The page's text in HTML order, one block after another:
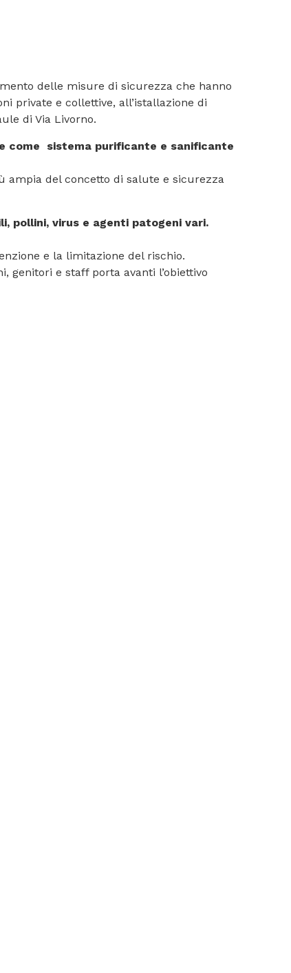
delle misure di sicurezza che hanno
private e collettive, all’istallazione di
di Via Livorno.
come sistema purificante e sanificante
ampia del concetto di salute e sicurezza
pollini, virus e agenti patogeni vari.
e la limitazione del rischio.
genitori e staff porta avanti l’obiettivo